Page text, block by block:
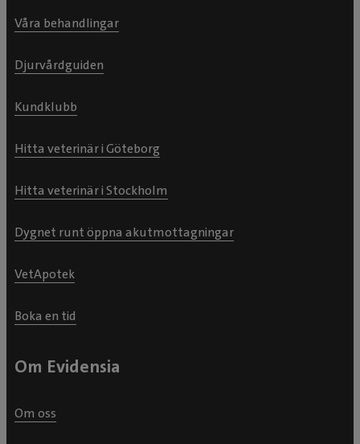
Våra behandlingar
Djurvårdguiden
Kundklubb
Hitta veterinär i Göteborg
Hitta veterinär i Stockholm
Dygnet runt öppna akutmottagningar
VetApotek
Boka en tid
Om Evidensia
Om oss